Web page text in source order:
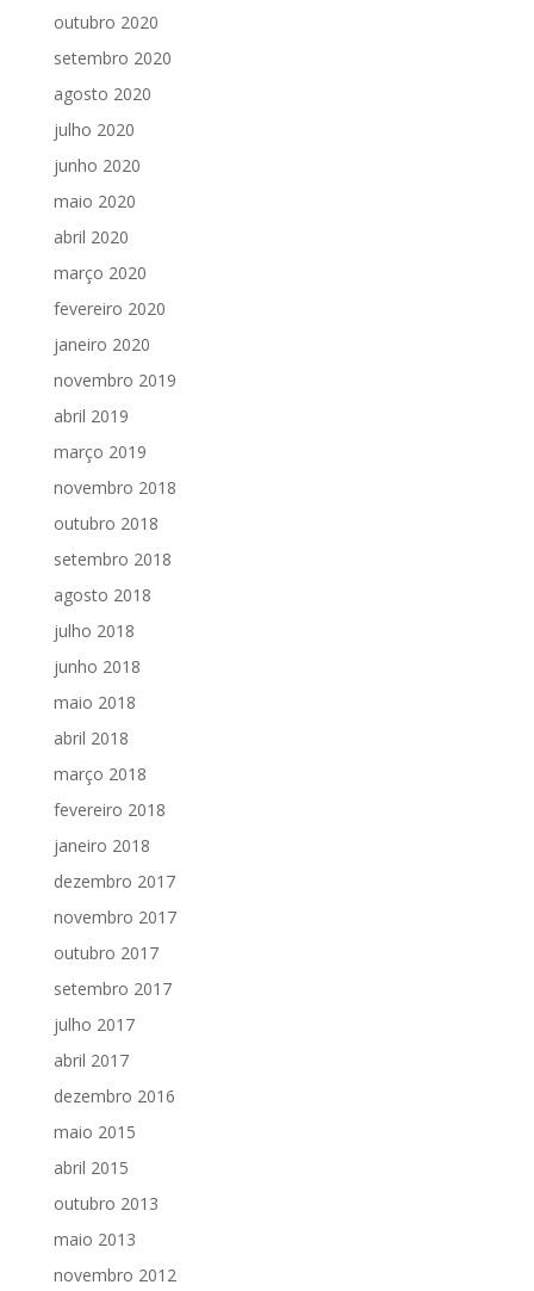
outubro 2020
setembro 2020
agosto 2020
julho 2020
junho 2020
maio 2020
abril 2020
março 2020
fevereiro 2020
janeiro 2020
novembro 2019
abril 2019
março 2019
novembro 2018
outubro 2018
setembro 2018
agosto 2018
julho 2018
junho 2018
maio 2018
abril 2018
março 2018
fevereiro 2018
janeiro 2018
dezembro 2017
novembro 2017
outubro 2017
setembro 2017
julho 2017
abril 2017
dezembro 2016
maio 2015
abril 2015
outubro 2013
maio 2013
novembro 2012